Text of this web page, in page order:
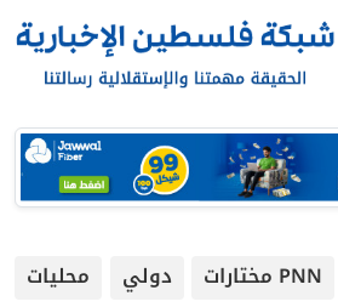
PNN مختارات دولي
محليات